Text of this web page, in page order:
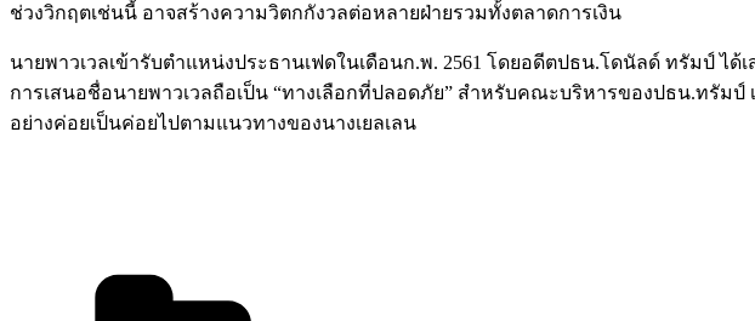
ช่วงวิกฤตเช่นนี้ อาจสร้างความวิตกกังวลต่อหลายฝ่ายรวมทั้งตลาดการเงิน
นายพาวเวลเข้ารับตำแหน่งประธานเฟดในเดือนก.พ. 2561 โดยอดีตปธน.โดนัลด์ ทรัมป์ ไ
การเสนอชื่อนายพาวเวลถือเป็น “ทางเลือกที่ปลอดภัย” สำหรับคณะบริหารของปธน.ทรัม
อย่างค่อยเป็นค่อยไปตามแนวทางของนางเยลเลน